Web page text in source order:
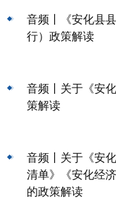
音频丨《安化县
行）政策解读
音频丨关于《安
策解读
音频丨关于《安
清单》《安化经
的政策解读